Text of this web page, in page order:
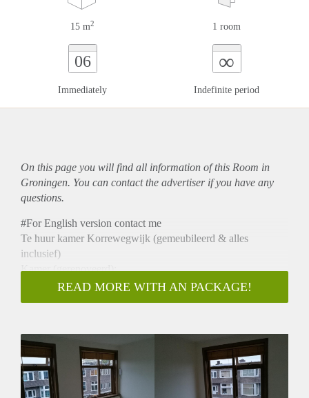
15 m2 1 room
06
Immediately
∞
Indefinite period
On this page you will find all information of this Room in
Groningen. You can contact the advertiser if you have any
questions.
#For English version contact me
Te huur kamer Korrewegwijk (gemeubileerd & alles
inclusief)
Kamer (gerenoveerd):
3De bovenste etage van het gebouw, enigste kamer op die
etage.
1. Persoons bed met opberg lades(veel ruimte)
1. Slaapbank (met opberg ruimte)
1. Spiegel op de deur
Klein materiaal
READ MORE WITH AN PACKAGE!